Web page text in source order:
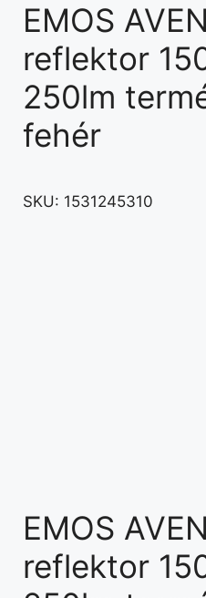
EMOS
reflektor
250lm
fehér
SKU: 1531245310
EMOS
reflektor